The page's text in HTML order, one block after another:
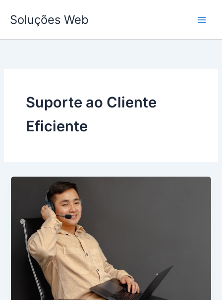
para
conteúdo
Soluções Web
Suporte ao Cliente
Eficiente